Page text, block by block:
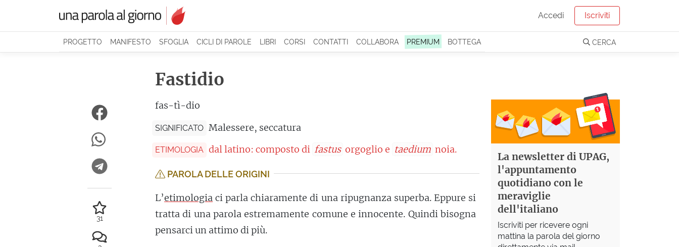
Accedi Iscriviti
PROGETTO MANIFESTO SFOGLIA CICLI DI PAROLE LIBRI CORSI CONTATTI COLLABORA PREMIUM BOTTEGA CERCA
Fastidio
fas-tì-dio
SIGNIFICATO Malessere, seccatura
ETIMOLOGIA dal latino: composto di fastus orgoglio e taedium noia.
PAROLA DELLE ORIGINI
L’etimologia ci parla chiaramente di una ripugnanza superba. Eppure si
tratta di una parola estremamente comune e innocente. Quindi bisogna
pensarci un attimo di più.
31
La newsletter di UPAG,
l'appuntamento
quotidiano con le
meraviglie
dell'italiano
Iscriviti per ricevere ogni
mattina la parola del giorno